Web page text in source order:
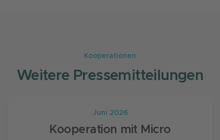
Kooperationen
Weitere Pressemitteilungen
Juni 2026
Kooperation mit Micro